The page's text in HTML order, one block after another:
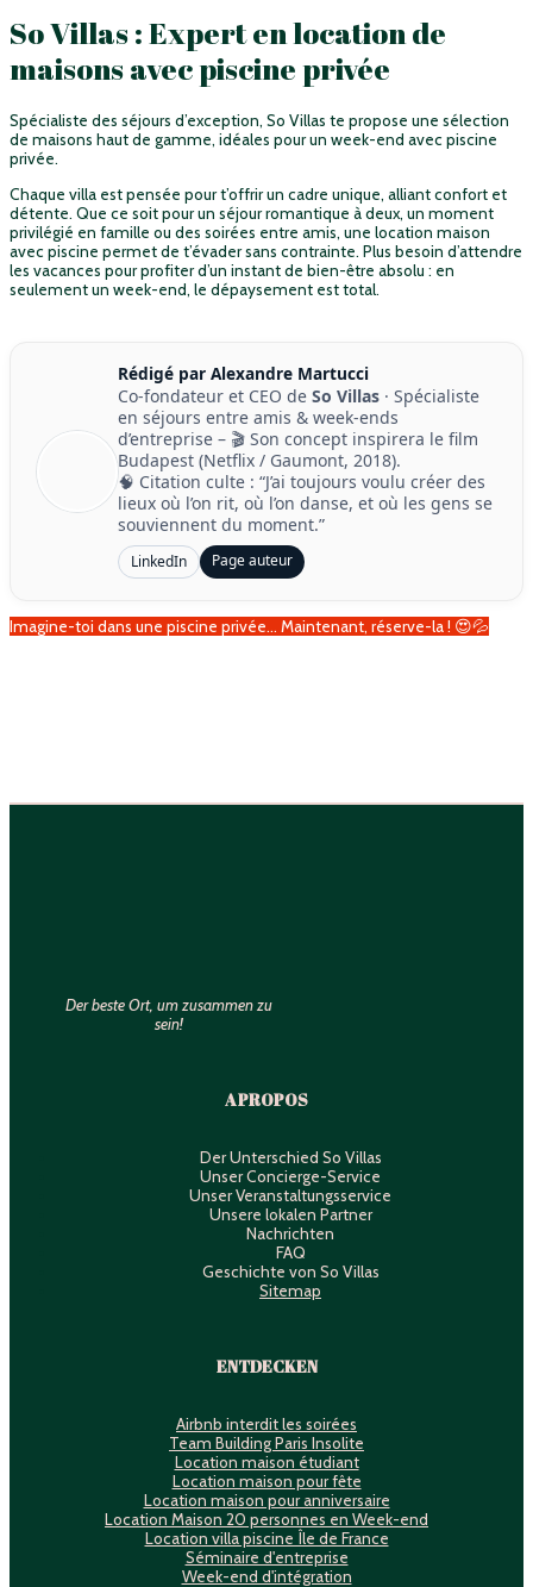
So Villas : Expert en location de
maisons avec piscine privée
Spécialiste des séjours d’exception, So Villas te propose une sélection
de maisons haut de gamme, idéales pour un week-end avec piscine
privée.
Chaque villa est pensée pour t’offrir un cadre unique, alliant confort et
détente. Que ce soit pour un séjour romantique à deux, un moment
privilégié en famille ou des soirées entre amis, une location maison
avec piscine permet de t’évader sans contrainte. Plus besoin d’attendre
les vacances pour profiter d’un instant de bien-être absolu : en
seulement un week-end, le dépaysement est total.
Rédigé par Alexandre Martucci
Co-fondateur et CEO de So Villas · Spécialiste
en séjours entre amis & week-ends
d’entreprise – 🎬 Son concept inspirera le film
Budapest (Netflix / Gaumont, 2018).
🧠 Citation culte : “J’ai toujours voulu créer des
lieux où l’on rit, où l’on danse, et où les gens se
souviennent du moment.”
LinkedIn Page auteur
Imagine-toi dans une piscine privée… Maintenant, réserve-la ! 😍💦
Der beste Ort, um zusammen zu
sein!
A PROPOS
Der Unterschied So Villas
Unser Concierge-Service
Unser Veranstaltungsservice
Unsere lokalen Partner
Nachrichten
FAQ
Geschichte von So Villas
Sitemap
ENTDECKEN
Airbnb interdit les soirées
Team Building Paris Insolite
Location maison étudiant
Location maison pour fête
Location maison pour anniversaire
Location Maison 20 personnes en Week-end
Location villa piscine Île de France
Séminaire d'entreprise
Week-end d'intégration